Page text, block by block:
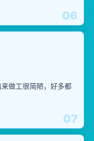
06
07
做工很简陋，好多都